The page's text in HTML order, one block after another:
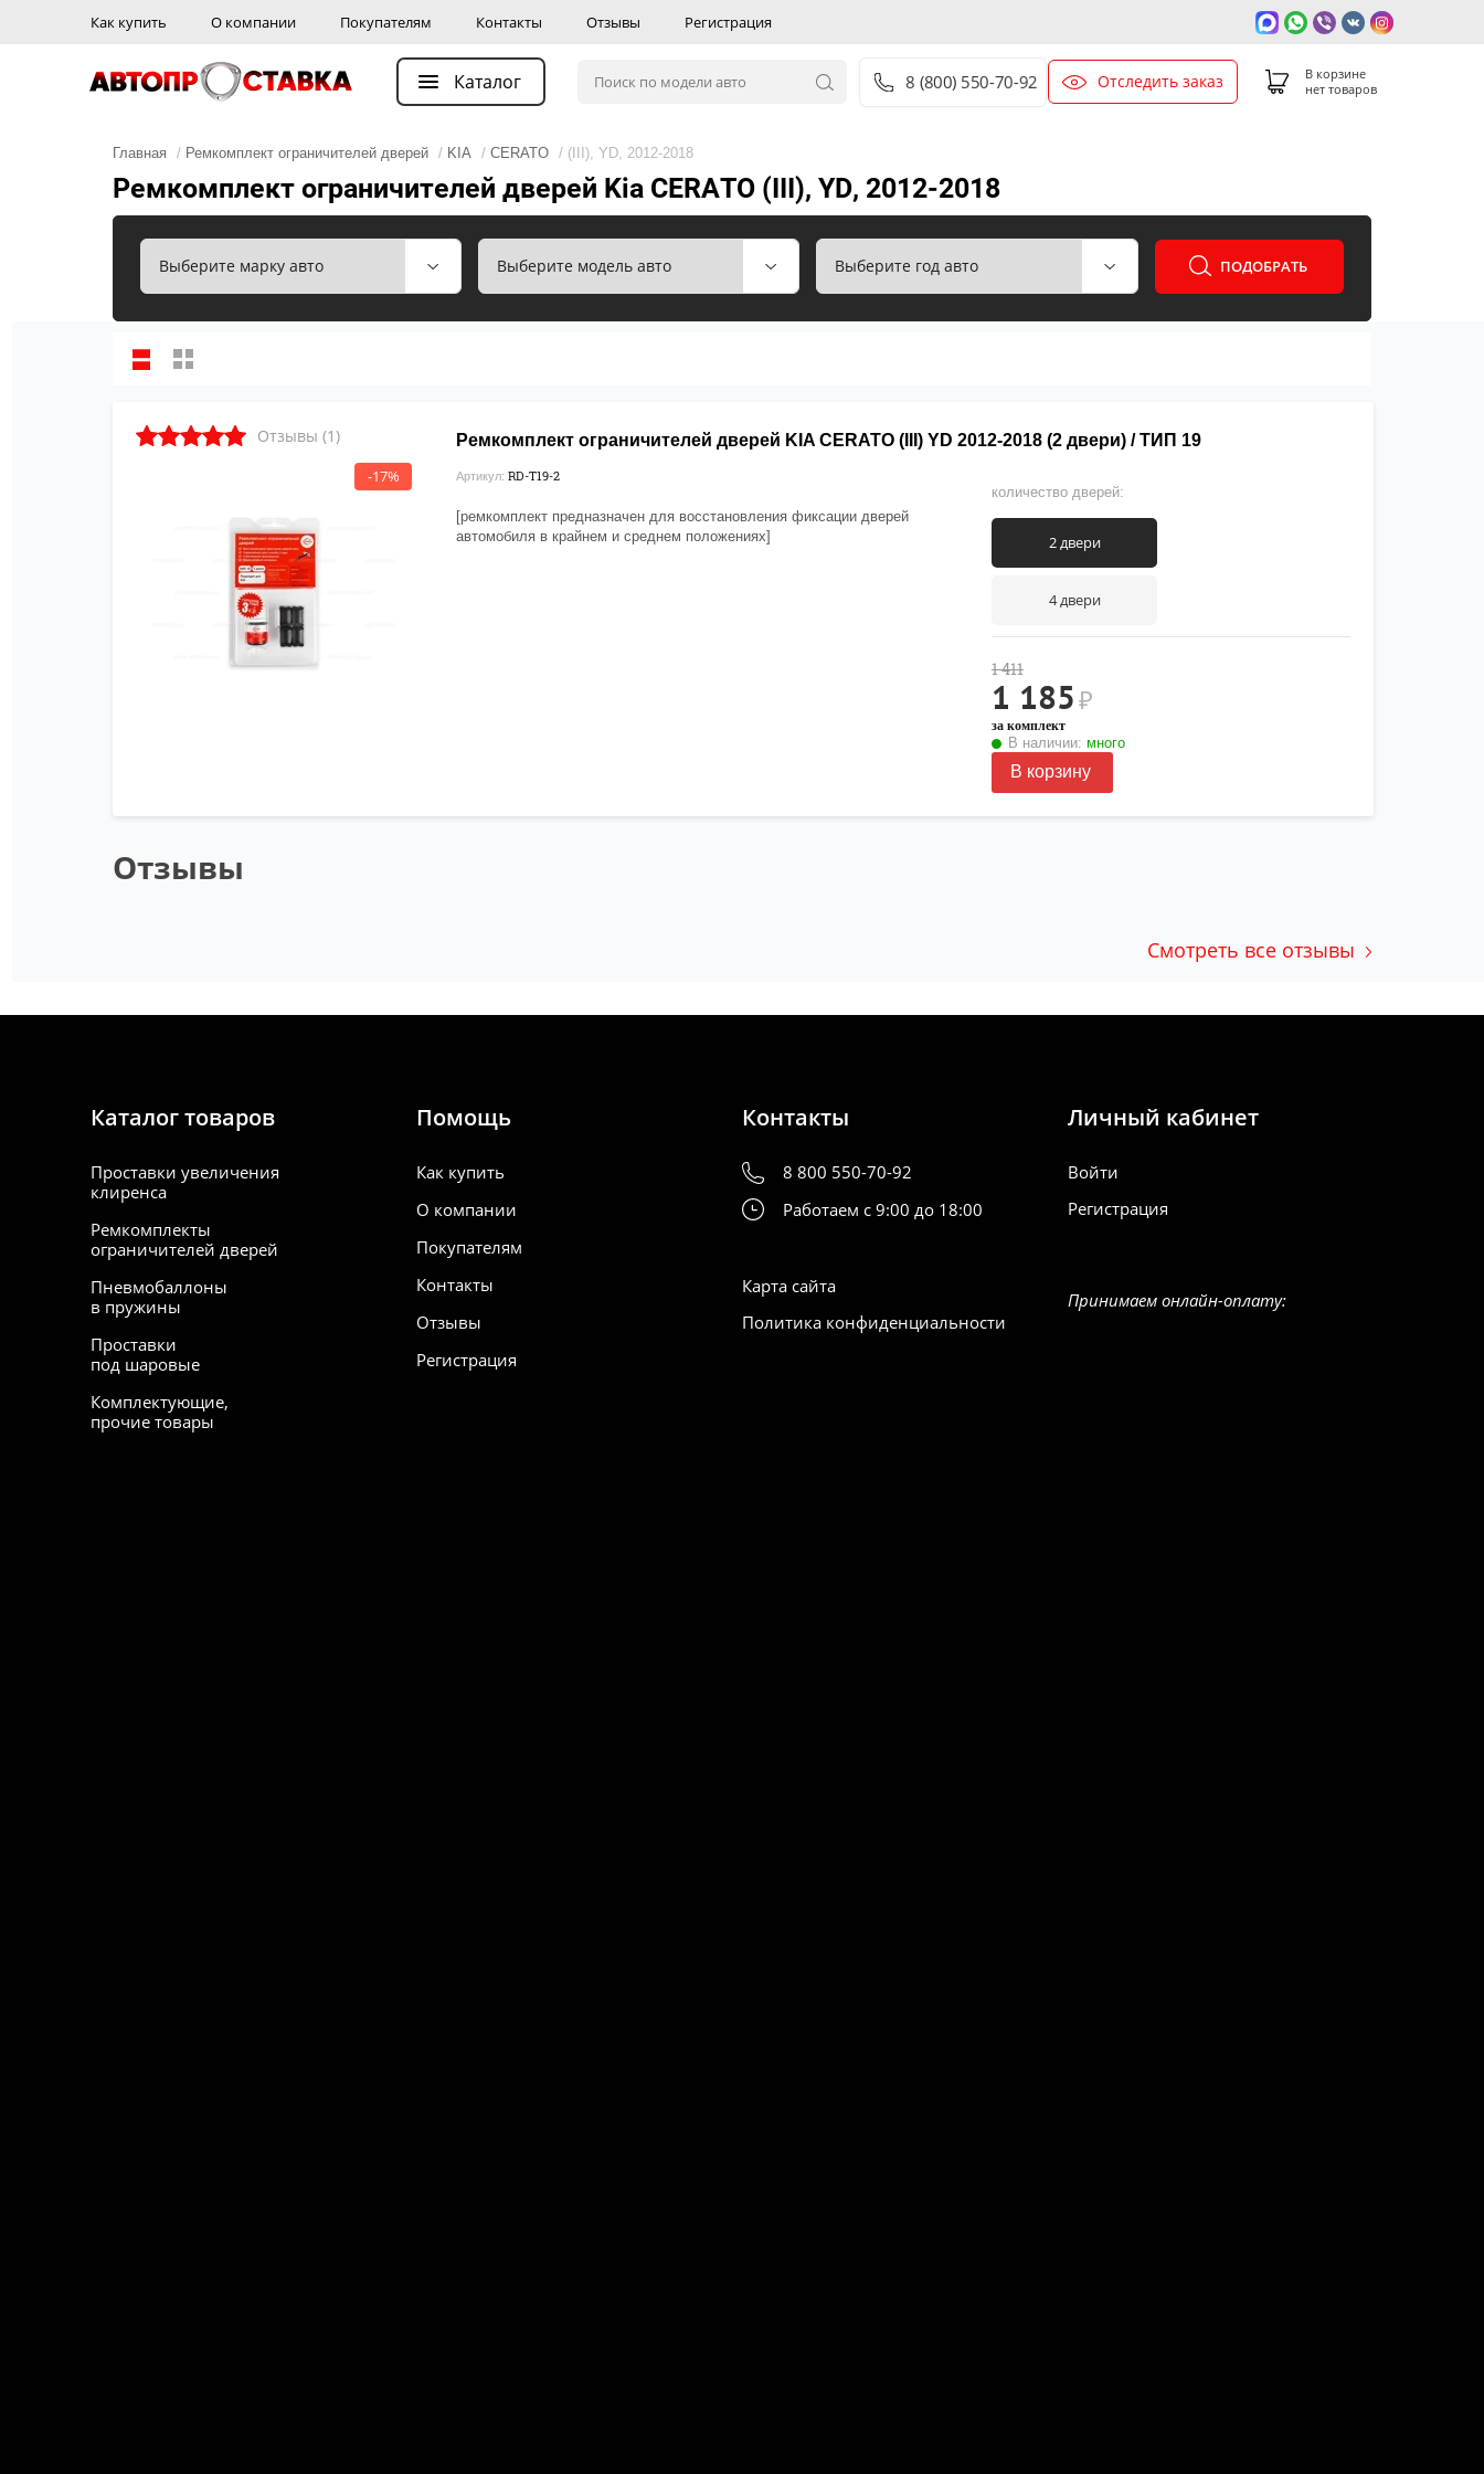
Как купить О компании Покупателям Контакты Отзывы Регистрация
Каталог 8 (800) 550-70-92 Отследить заказ
В корзине
нет товаров
Главная / Ремкомплект ограничителей дверей / KIA / CERATO / (III), YD, 2012-2018
Ремкомплект ограничителей дверей Kia CERATO (III), YD, 2012-2018
ПОДОБРАТЬ
Отзывы (1)
-17%
Ремкомплект ограничителей дверей KIA CERATO (III) YD 2012-2018 (2 двери) / ТИП 19
Артикул: RD-T19-2
[ремкомплект предназначен для восстановления фиксации дверей
автомобиля в крайнем и среднем положениях]
количество дверей:
2 двери
4 двери
1 411
1 185 ₽
за комплект
В наличии: много
В корзину
Отзывы
Смотреть все отзывы
Каталог товаров
Проставки увеличения
клиренса
Ремкомплекты
ограничителей дверей
Пневмобаллоны
в пружины
Проставки
под шаровые
Комплектующие,
прочие товары
Помощь
Как купить
О компании
Покупателям
Контакты
Отзывы
Регистрация
Контакты
8 800 550-70-92
Работаем с 9:00 до 18:00
Карта сайта
Политика конфиденциальности
Личный кабинет
Войти
Регистрация
Принимаем онлайн-оплату: